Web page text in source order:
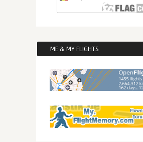
ME & MY FLIGHTS